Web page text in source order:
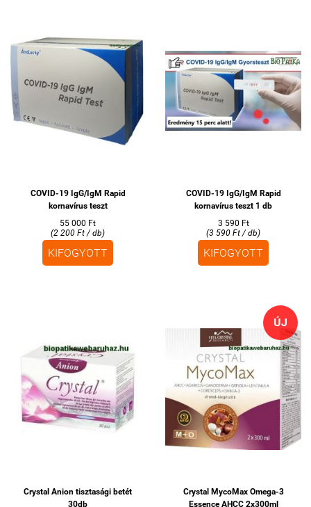
COVID-19 IgG/IgM Rapid
kornavírus teszt
55 000 Ft
(2 200 Ft / db)
KIFOGYOTT
COVID-19 IgG/IgM Rapid
kornavírus teszt 1 db
3 590 Ft
(3 590 Ft / db)
KIFOGYOTT
Crystal Anion tisztasági betét
30db
ÚJ
Crystal MycoMax Omega-3
Essence AHCC 2x300ml